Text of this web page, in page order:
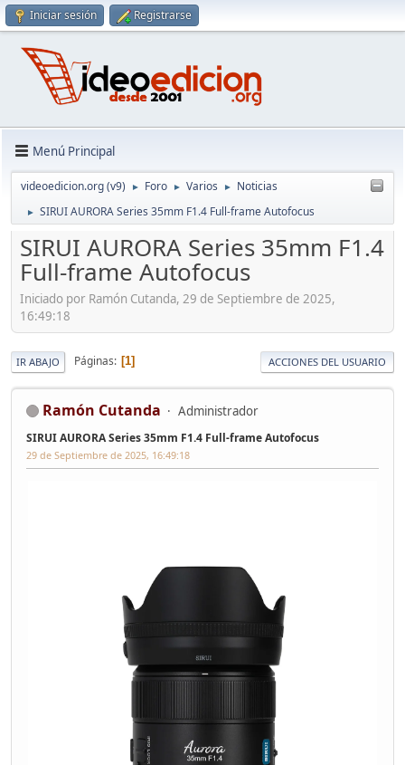
Iniciar sesión Registrarse
Menú Principal
videoedicion.org (v9) ► Foro ► Varios ► Noticias
► SIRUI AURORA Series 35mm F1.4 Full-frame Autofocus
SIRUI AURORA Series 35mm F1.4
Full-frame Autofocus
Iniciado por Ramón Cutanda, 29 de Septiembre de 2025,
16:49:18
IR ABAJO Páginas 1 ACCIONES DEL USUARIO
Ramón Cutanda Administrador
SIRUI AURORA Series 35mm F1.4 Full-frame Autofocus
29 de Septiembre de 2025, 16:49:18